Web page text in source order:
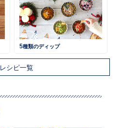
5種類のディップ
レシピ一覧